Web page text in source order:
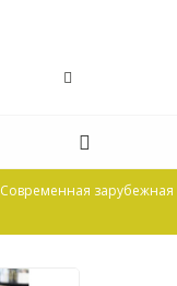
Современная зарубежная